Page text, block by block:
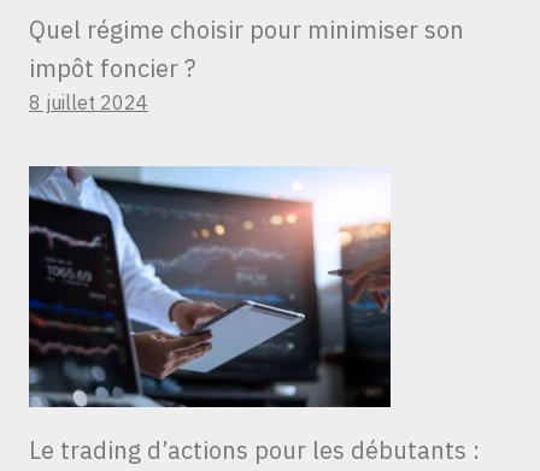
Quel régime choisir pour minimiser son
impôt foncier ?
8 juillet 2024
Le trading d’actions pour les débutants :